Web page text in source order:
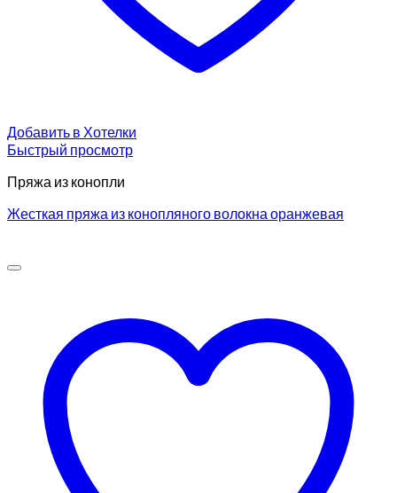
Добавить в Хотелки
Быстрый просмотр
Пряжа из конопли
Жесткая пряжа из конопляного волокна оранжевая